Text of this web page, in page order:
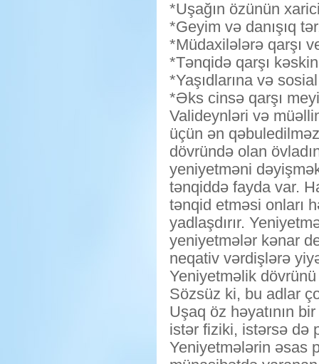
*Uşağın özünün
*Geyim və danışıq
*Müdaxilələrə qarşı
*Tənqidə qarşı
*Yaşıdlarına və
*Əks cinsə qarşı
Valideynləri və
üçün ən
dövründə olan
yeniyetməni
tənqiddə fayda var.
tənqid etməsi onları
yadlaşdırır.
yeniyetmələr kənar
neqativ vərdişlərə
Yeniyetməlik dövrünü
Sözsüz ki, bu adlar
Uşaq öz həyatının
istər fiziki, istərsə də
Yeniyetmələrin əsas